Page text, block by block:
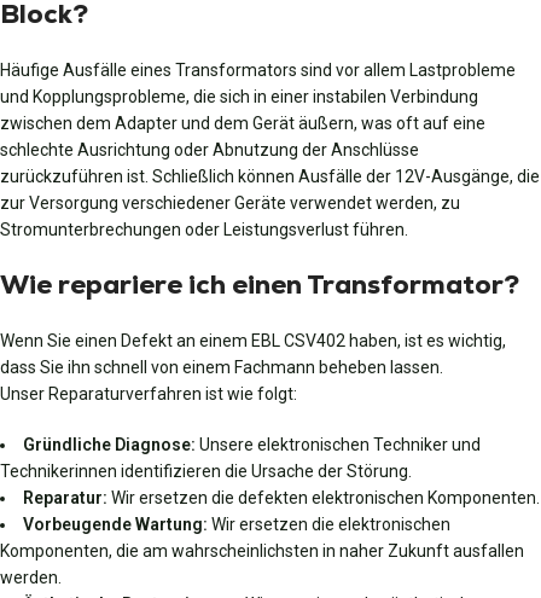
Block?
Häufige Ausfälle eines Transformators sind vor allem Lastprobleme
und Kopplungsprobleme, die sich in einer instabilen Verbindung
zwischen dem Adapter und dem Gerät äußern, was oft auf eine
schlechte Ausrichtung oder Abnutzung der Anschlüsse
zurückzuführen ist. Schließlich können Ausfälle der 12V-Ausgänge, die
zur Versorgung verschiedener Geräte verwendet werden, zu
Stromunterbrechungen oder Leistungsverlust führen.
Wie repariere ich einen Transformator?
Wenn Sie einen Defekt an einem EBL CSV402 haben, ist es wichtig,
dass Sie ihn schnell von einem Fachmann beheben lassen.
Unser Reparaturverfahren ist wie folgt:
Gründliche Diagnose: Unsere elektronischen Techniker und
Technikerinnen identifizieren die Ursache der Störung.
Reparatur: Wir ersetzen die defekten elektronischen Komponenten.
Vorbeugende Wartung: Wir ersetzen die elektronischen
Komponenten, die am wahrscheinlichsten in naher Zukunft ausfallen
werden.